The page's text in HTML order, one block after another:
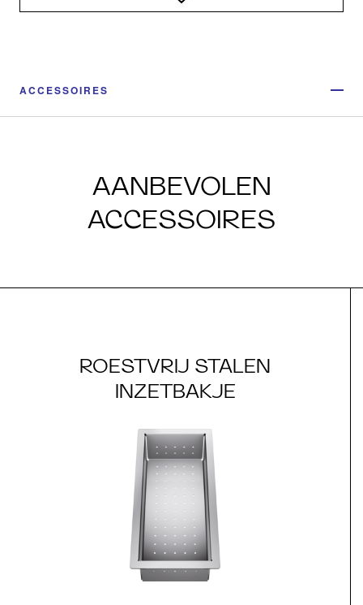
ACCESSOIRES
AANBEVOLEN
ACCESSOIRES
ROESTVRIJ STALEN
INZETBAKJE